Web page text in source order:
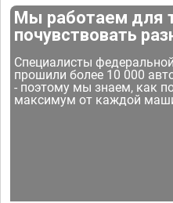
Мы работаем для
почувствовать
Специалисты
прошили более 10 000
- поэтому мы знаем, как
максимум от каждой